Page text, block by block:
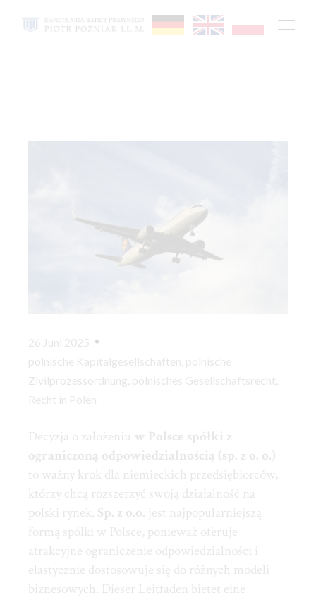
26 Juni 2025
polnische Kapitalgesellschaften polnische
Zivilprozessordnung polnisches Gesellschaftsrecht
Recht in Polen
Decyzja o założeniu w Polsce spółki z
ograniczoną odpowiedzialnością (sp. z o. o.)
to ważny krok dla niemieckich przedsiębiorców,
którzy chcą rozszerzyć swoją działalność na
polski rynek. Sp. z o.o. jest najpopularniejszą
formą spółki w Polsce, ponieważ oferuje
atrakcyjne ograniczenie odpowiedzialności i
elastycznie dostosowuje się do różnych modeli
biznesowych. Dieser Leitfaden bietet eine